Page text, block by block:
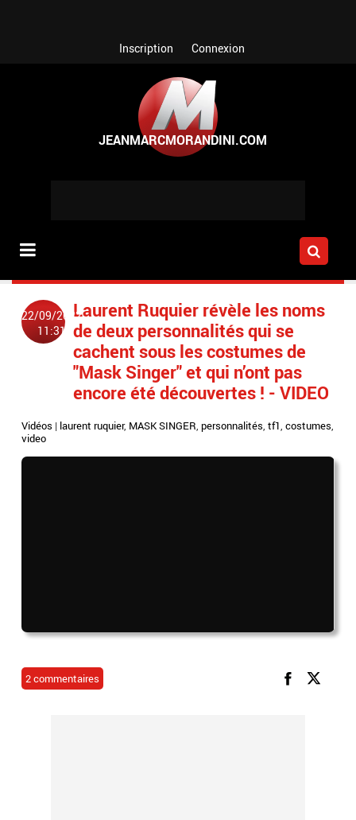
Inscription Connexion
22/09/2022
11:31
Laurent Ruquier révèle les noms
de deux personnalités qui se
cachent sous les costumes de
"Mask Singer" et qui n’ont pas
encore été découvertes ! - VIDEO
Vidéos | laurent ruquier, MASK SINGER,personnalités,tf1,costumes,
video
2 commentaires